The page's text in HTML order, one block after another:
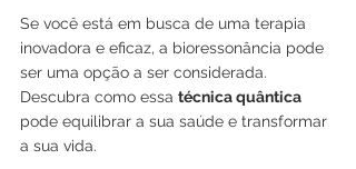
Se você está em busca de uma terapia
inovadora e eficaz, a bioressonância pode
ser uma opção a ser considerada.
Descubra como essa técnica quântica
pode equilibrar a sua saúde e transformar
a sua vida.